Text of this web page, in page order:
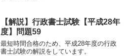
【解説】行政書士試験【平成28年
度】問題59
最短時間合格のため、平成28年度の行政
書士試験の解説をしています。